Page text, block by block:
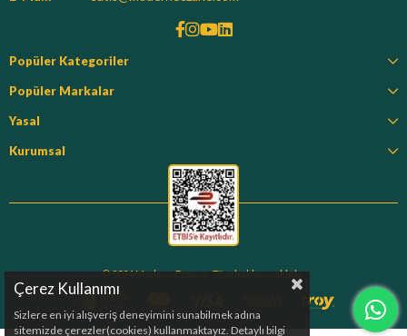
Popüler Kategoriler
Popüler Markalar
Yasal
Kurumsal
© 2024 Modern Eczane. Tüm hakları saklıdır.
Çerez Kullanımı
Sizlere en iyi alışveriş deneyimini sunabilmek adına
sitemizde çerezler(cookies) kullanmaktayız. Detaylı bilgi